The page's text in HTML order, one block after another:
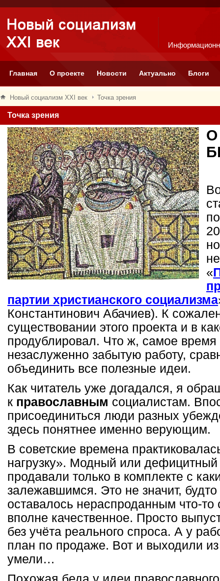
Главная О проекте Новости Актуально Блоги
Новый социализм XXI век Точка зрения
Точка зрения
«
партии христианского социализма
Константинович Абачиев). К
существовании этого проекта и в
продублировал. Что ж, самое время
незаслуженно забытую работу,
объединить все полезные идеи.
Как читатель уже догадался, я
к православным социалистам.
присоединиться люди разных
здесь понятнее именно верующим.
В советские времена
нагрузку». Модный или дефицитный
продавали только в комплекте с
залежавшимся. Это не значит, будто
оставалось нераспроданным что-то
вполне качественное. Просто
без учёта реального спроса. А у
план по продаже. Вот и выходили
умели…